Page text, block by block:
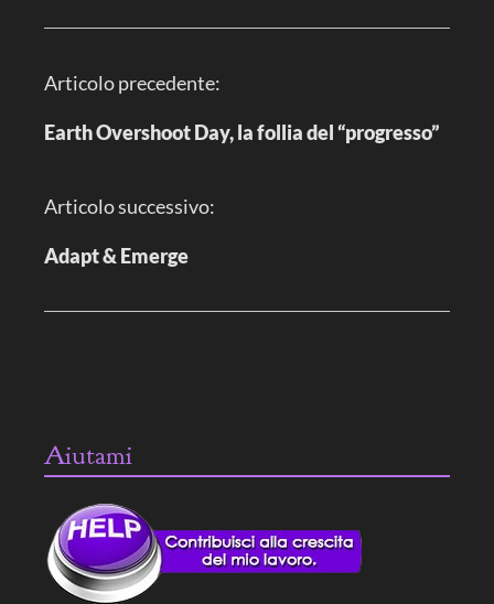
N
a
i
g
o
a
Articolo precedente:
Earth Overshoot Day, la follia del “progresso”
Articolo successivo:
Adapt & Emerge
Aiutami